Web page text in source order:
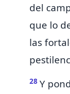
del
que lo
las
28 Y